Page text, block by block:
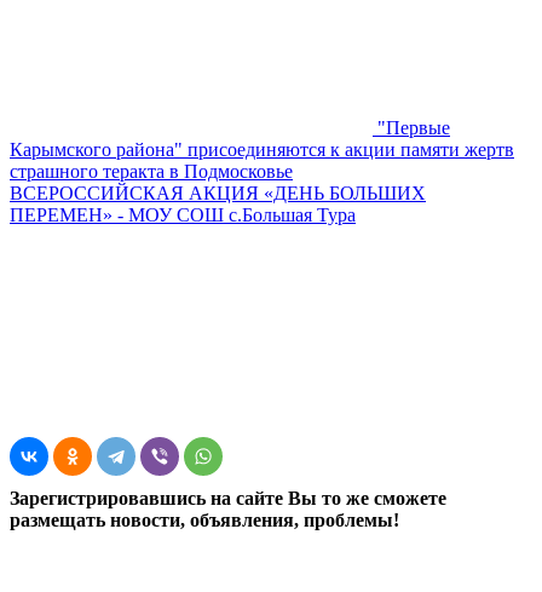
"Первые
Карымского района" присоединяются к акции памяти жертв
страшного теракта в Подмосковье
ВСЕРОССИЙСКАЯ АКЦИЯ «ДЕНЬ БОЛЬШИХ
ПЕРЕМЕН» - МОУ СОШ с.Большая Тура
Зарегистрировавшись на сайте Вы то же сможете
размещать новости, объявления, проблемы!